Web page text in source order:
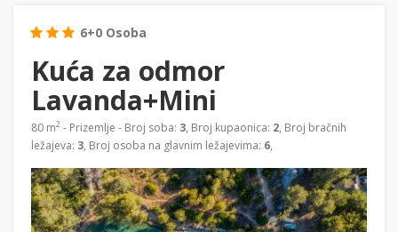
6+0 Osoba
Kuća za odmor
Lavanda+Mini
80 m2 - Prizemlje - Broj soba: 3, Broj kupaonica: 2, Broj bračnih
ležajeva: 3, Broj osoba na glavnim ležajevima: 6,